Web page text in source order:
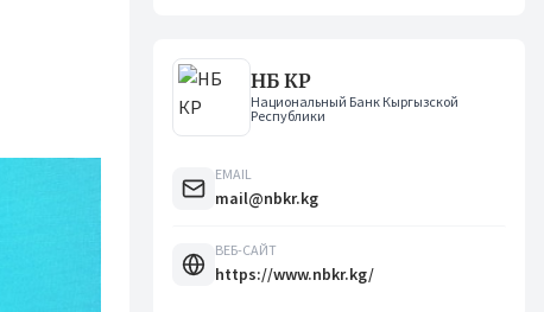
НБ КР
Национальный Банк Кыргызской
Республики
EMAIL
mail@nbkr.kg
ВЕБ-САЙТ
https://www.nbkr.kg/